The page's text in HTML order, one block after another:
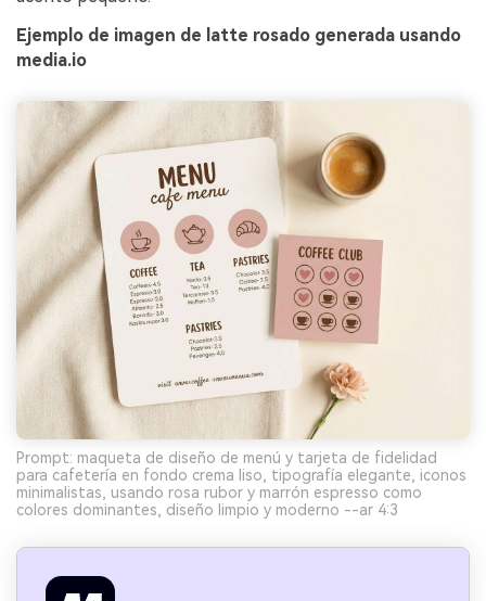
Ejemplo de imagen de latte rosado generada usando
media.io
Prompt: maqueta de diseño de menú y tarjeta de fidelidad
para cafetería en fondo crema liso, tipografía elegante, iconos
minimalistas, usando rosa rubor y marrón espresso como
colores dominantes, diseño limpio y moderno --ar 4:3